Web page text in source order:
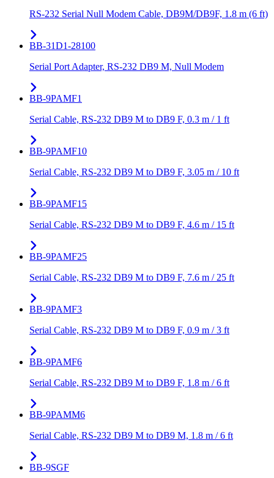
RS-232 Serial Null Modem Cable, DB9M/DB9F, 1.8 m (6 ft)
BB-31D1-28100
Serial Port Adapter, RS-232 DB9 M, Null Modem
BB-9PAMF1
Serial Cable, RS-232 DB9 M to DB9 F, 0.3 m / 1 ft
BB-9PAMF10
Serial Cable, RS-232 DB9 M to DB9 F, 3.05 m / 10 ft
BB-9PAMF15
Serial Cable, RS-232 DB9 M to DB9 F, 4.6 m / 15 ft
BB-9PAMF25
Serial Cable, RS-232 DB9 M to DB9 F, 7.6 m / 25 ft
BB-9PAMF3
Serial Cable, RS-232 DB9 M to DB9 F, 0.9 m / 3 ft
BB-9PAMF6
Serial Cable, RS-232 DB9 M to DB9 F, 1.8 m / 6 ft
BB-9PAMM6
Serial Cable, RS-232 DB9 M to DB9 M, 1.8 m / 6 ft
BB-9SGF